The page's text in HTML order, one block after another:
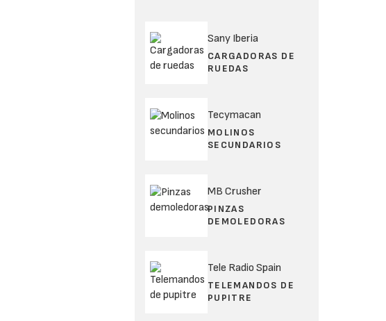
Sany Iberia
CARGADORAS DE
RUEDAS
Tecymacan
MOLINOS
SECUNDARIOS
MB Crusher
PINZAS
DEMOLEDORAS
Tele Radio Spain
TELEMANDOS DE
PUPITRE